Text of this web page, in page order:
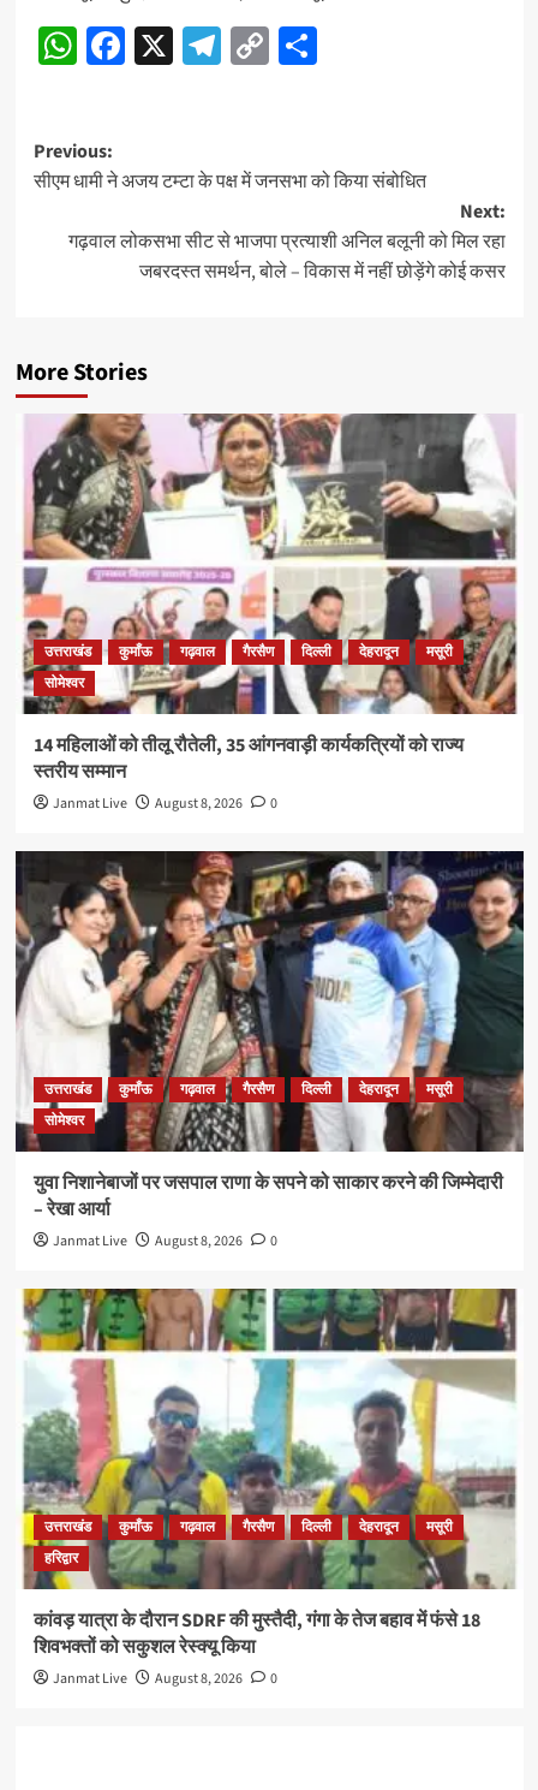
WhatsApp
Facebook
X Telegram
CopyShare
Post
navigation
Previous:
सीएम धामी ने अजय टम्टा के पक्ष में जनसभा को किया संबोधित
Next:
गढ़वाल लोकसभा सीट से भाजपा प्रत्याशी अनिल बलूनी को मिल रहा
जबरदस्त समर्थन, बोले – विकास में नहीं छोड़ेंगे कोई कसर
More Stories
उत्तराखंड कुमाँऊ गढ़वाल गैरसैण दिल्ली देहरादून
मसूरी
सोमेश्वर
14 महिलाओं को तीलू रौतेली, 35 आंगनवाड़ी कार्यकत्रियों को राज्य
स्तरीय सम्मान
Janmat Live August 8, 2026 0
उत्तराखंड कुमाँऊ गढ़वाल गैरसैण दिल्ली देहरादून
मसूरी
सोमेश्वर
युवा निशानेबाजों पर जसपाल राणा के सपने को साकार करने की जिम्मेदारी
– रेखा आर्या
Janmat Live August 8, 2026 0
उत्तराखंड कुमाँऊ गढ़वाल गैरसैण दिल्ली देहरादून
मसूरी
हरिद्वार
कांवड़ यात्रा के दौरान SDRF की मुस्तैदी, गंगा के तेज बहाव में फंसे 18
शिवभक्तों को सकुशल रेस्क्यू किया
Janmat Live August 8, 2026 0